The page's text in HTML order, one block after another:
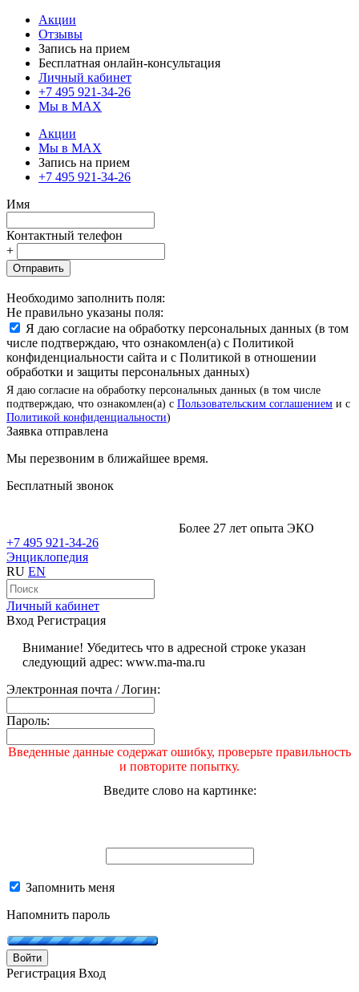
Акции
Отзывы
Запись на прием
Бесплатная онлайн-консультация
Личный кабинет
+7 495 921-34-26
Мы в MAX
Акции
Мы в MAX
Запись на прием
+7 495 921-34-26
Имя
Контактный телефон
+
Отправить
Необходимо заполнить поля:
Не правильно указаны поля:
Я даю согласие на обработку персональных данных (в том
числе подтверждаю, что ознакомлен(а) с Политикой
конфиденциальности сайта и с Политикой в отношении
обработки и защиты персональных данных)
Я даю согласие на обработку персональных данных (в том числе
подтверждаю, что ознакомлен(а) с Пользовательским соглашением и с
Политикой конфиденциальности)
Заявка отправлена
Мы перезвоним в ближайшее время.
Бесплатный звонок
Более 27 лет опыта ЭКО
+7 495 921-34-26
Энциклопедия
RU EN
Личный кабинет
Вход Регистрация
Внимание! Убедитесь что в адресной строке указан
следующий адрес: www.ma-ma.ru
Электронная почта / Логин:
Пароль:
Введенные данные содержат ошибку, проверьте правильность
и повторите попытку.
Введите слово на картинке:
Запомнить меня
Напомнить пароль
Войти
Регистрация Вход